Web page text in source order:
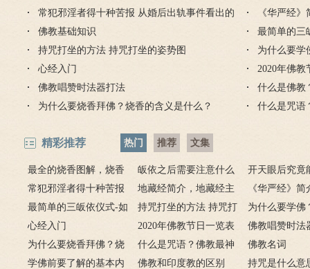
有何含义与讲究？
吗 皈依佛门后的注意事
么？
常犯邪淫者得十种苦报 从婚后出轨事件看出的
因果报应
《华严经
佛教基础知识
最简单的三
持咒打坐的方法 持咒打坐的姿势图
为什么要学
心经入门
2020年佛教
佛教唱赞时法器打法
什么是佛教
为什么要烧香拜佛？烧香的含义是什么？
什么是咒语
精彩推荐 热门 推荐 文集
最全的烧香图解，烧香
有何含义与讲究？
皈依之后需要注意什么
吗 皈依佛门后的注意事
项
开天眼后究竟
么？
常犯邪淫者得十种苦报
从婚后出轨事件看出的因
果报应
地藏经简介，地藏经主
要讲什么？
《华严经》简
广佛华严经讲
最简单的三皈依仪式-如
何授三皈五戒居士仪轨
持咒打坐的方法 持咒打
坐的姿势图
为什么要学佛
用呢？
心经入门 2020年佛教节日一览表
佛教唱赞时法
为什么要烧香拜佛？烧
香的含义是什么？
什么是咒语？佛教最神
奇的九个咒语
佛教名词
学佛前要了解的基本内
佛教和印度教的区别
持咒是什么意